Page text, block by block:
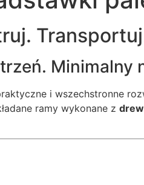
Minimalny
i wszechstronne
ramy wykonane z